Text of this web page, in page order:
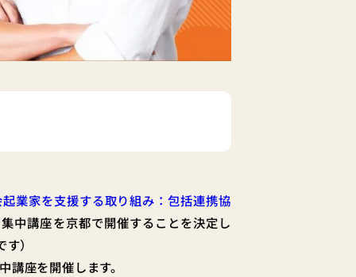
業家を支援する取り組み：包括連携協
中講座を京都で開催することを決定し
）
講座を開催します。